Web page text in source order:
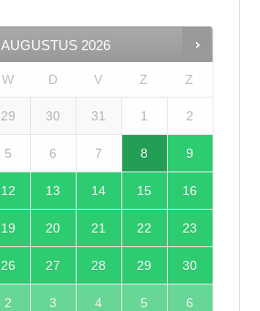
AUGUSTUS 2026
W D V Z Z
29 30 31 1 2
5 6 7 8 9
12 13 14 15 16
19 20 21 22 23
26 27 28 29 30
2 3 4 5 6